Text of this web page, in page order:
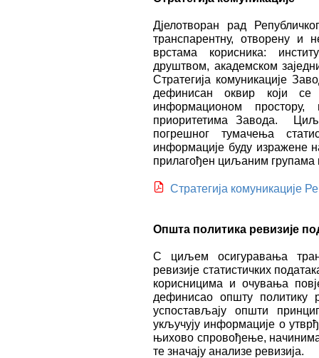
Дјелотворан рад
транспарентну, отворену и
врстама корисника:
друштвом, академском
Стратегија комуникације
дефинисан оквир који
информационом простору,
приоритетима Завода. Циљ
погрешног тумачења
информације буду изражене
прилагођен циљаним групама
Стратегија комуникације
Општа политика ревизије
С циљем осигуравања
ревизије статистичких
корисницима и очувања
дефинисао општу политику
успостављају општи
укључују информације о
њихово спровођење,
те значају анализе ревизија.